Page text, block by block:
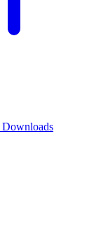
Downloads